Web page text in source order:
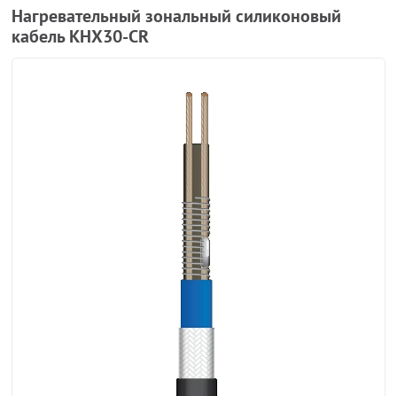
Нагревательный зональный силиконовый
кабель KHX30-CR